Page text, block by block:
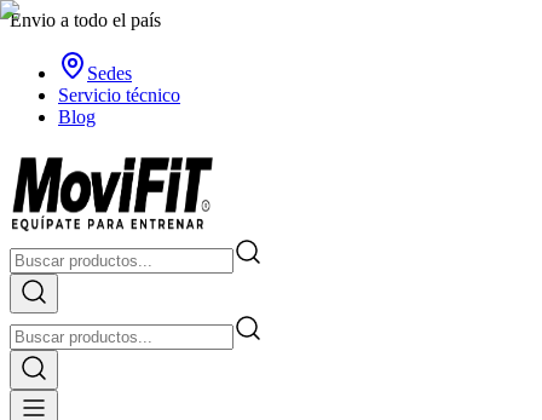
Envio a todo el país
Sedes
Servicio técnico
Blog